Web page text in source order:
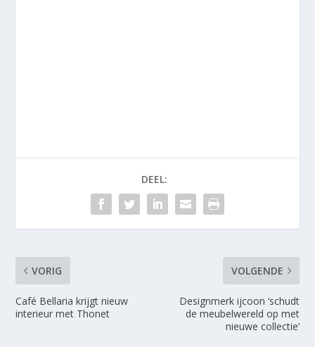
DEEL:
VORIG
Café Bellaria krijgt nieuw
interieur met Thonet
VOLGENDE
Designmerk ijcoon ‘schudt
de meubelwereld op met
nieuwe collectie’